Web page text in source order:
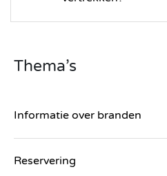
Thema’s
Informatie over branden
Reservering